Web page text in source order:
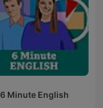
6 Minute English